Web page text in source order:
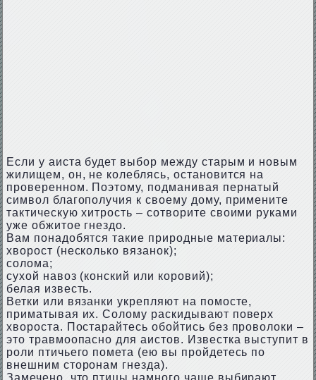
Если у аиста будет выбор между старым и новым
жилищем, он, не колеблясь, остановится на
проверенном. Поэтому, подманивая пернатый
символ благополучия к своему дому, примените
тактическую хитрость – сотворите своими руками
уже обжитое гнездо.
Вам понадобятся такие природные материалы:
хворост (несколько вязанок);
солома;
сухой навоз (конский или коровий);
белая известь.
Ветки или вязанки укрепляют на помосте,
приматывая их. Солому раскидывают поверх
хвороста. Постарайтесь обойтись без проволоки –
это травмоопасно для аистов. Известка выступит в
роли птичьего помета (ею вы пройдетесь по
внешним сторонам гнезда).
Замечено, что птицы намного чаще выбирают